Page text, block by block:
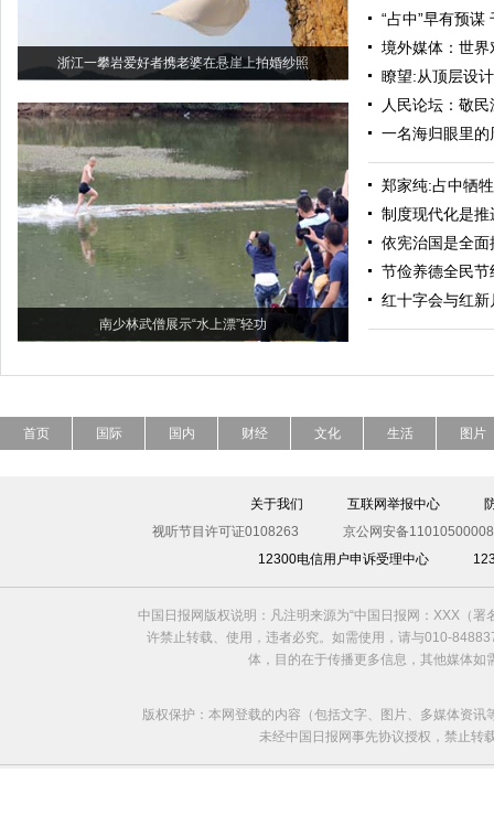
浙江一攀岩爱好者携老婆在悬崖上拍婚纱照
南少林武僧展示“水上漂”轻功
“占中”早有预谋
境外媒体：世
瞭望:从顶层设
人民论坛：敬
一名海归眼里的
郑家纯:占中牺
制度现代化是
依宪治国是全
节俭养德全民
红十字会与红
首页 国际 国内 财经 文化 生活 图片
关于我们 互联网举报中心
视听节目许可证0108263
京公网安备
12300电信用户申诉受理中心
中国日报网版权说明：凡注明来源为“中国日报网：XXX（
许禁止转载、使用，违者必究。如需使用，请与010-
体，目的在于传播更多信息，其他媒体
版权保护：本网登载的内容（包括文字、图片、多媒体资
未经中国日报网事先协议授权，禁止转